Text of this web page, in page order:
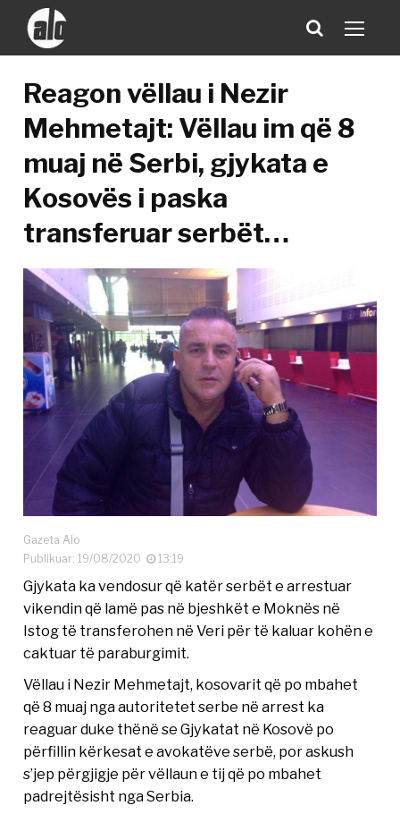
Reagon vëllau i Nezir
Mehmetajt: Vëllau im që 8
muaj në Serbi, gjykata e
Kosovës i paska
transferuar serbët…
Gazeta Alo
Publikuar: 19/08/2020
13:19
Gjykata ka vendosur që katër serbët e arrestuar
vikendin që lamë pas në bjeshkët e Moknës në
Istog të transferohen në Veri për të kaluar kohën e
caktuar të paraburgimit.
Vëllau i Nezir Mehmetajt, kosovarit që po mbahet
që 8 muaj nga autoritetet serbe në arrest ka
reaguar duke thënë se Gjykatat në Kosovë po
përfillin kërkesat e avokatëve serbë, por askush
s’jep përgjigje për vëllaun e tij që po mbahet
padrejtësisht nga Serbia.